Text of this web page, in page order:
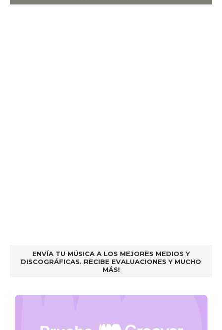
ENVÍA TU MÚSICA A LOS MEJORES MEDIOS Y
DISCOGRÁFICAS. RECIBE EVALUACIONES Y MUCHO
MÁS!